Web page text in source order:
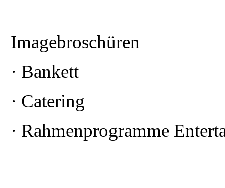
Imagebroschüren
· Bankett
· Catering
· Rahmenprogramme